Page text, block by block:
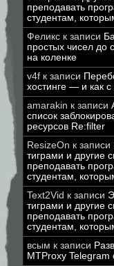
преподавать
студентам,
Феликс к записи
простых чисел до
на коленке
v4f к записи
хостинге — и как с
amarakin к записи
список
ресурсов Re:filter
ResizeOn к записи
тиграми и другие
преподавать
студентам,
Text2Vid к записи
тиграми и другие
преподавать
студентам,
всым к записи
MTProxy Telegram